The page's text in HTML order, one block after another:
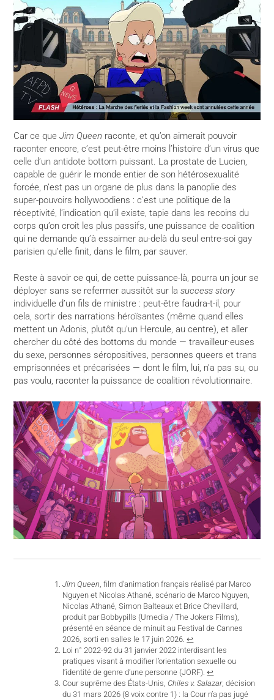
Car ce queJim Queen raconte, et qu’on aimerait pouvoir
raconter encore, c’est peut-être moins l’histoire d’un virus que
celle d’un antidote bottom puissant. La prostate de Lucien,
capable de guérir le monde entier de son hétérosexualité
forcée, n’est pas un organe de plus dans la panoplie des
super-pouvoirs hollywoodiens : c’est une politique de la
réceptivité, l’indication qu’il existe, tapie dans les recoins du
corps qu’on croit les plus passifs, une puissance de coalition
qui ne demande qu’à essaimer au-delà du seul entre-soi gay
parisien qu’elle finit, dans le film, par sauver.
Reste à savoir ce qui, de cette puissance-là, pourra un jour se
déployer sans se refermer aussitôt sur lasuccess story
individuelle d’un fils de ministre : peut-être faudra-t-il, pour
cela, sortir des narrations héroïsantes (même quand elles
mettent un Adonis, plutôt qu’un Hercule, au centre), et aller
chercher du côté des bottoms du monde — travailleur·euses
du sexe, personnes séropositives, personnes queers et trans
emprisonnées et précarisées — dont le film, lui, n’a pas su, ou
pas voulu, raconter la puissance de coalition révolutionnaire.
Jim Queen, film d’animation français réalisé par Marco
Nguyen et Nicolas Athané, scénario de Marco Nguyen,
Nicolas Athané, Simon Balteaux et Brice Chevillard,
produit par Bobbypills (Umedia / The Jokers Films),
présenté en séance de minuit au Festival de Cannes
2026, sorti en salles le 17 juin 2026.↩︎
Loi n° 2022-92 du 31 janvier 2022 interdisant les
pratiques visant à modifier l’orientation sexuelle ou
l’identité de genre d’une personne (JORF).↩︎
Cour suprême des États-Unis,Chiles v. Salazar, décision
du 31 mars 2026 (8 voix contre 1) : la Cour n’a pas jugé